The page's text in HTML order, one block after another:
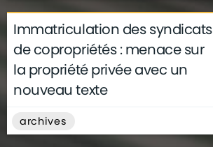
Immatriculation des syndicats
de copropriétés : menace sur
la propriété privée avec un
nouveau texte
archives